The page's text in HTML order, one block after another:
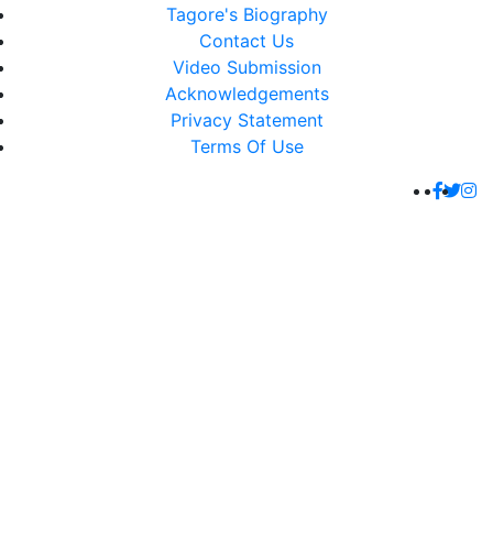
Tagore's Biography
Contact Us
Video Submission
Acknowledgements
Privacy Statement
Terms Of Use